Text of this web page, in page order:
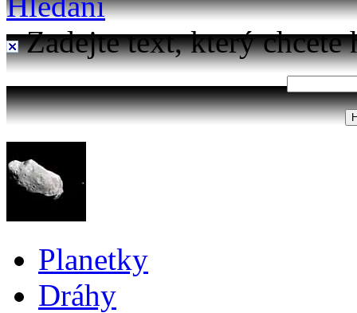
Zadejte text, který chcete
Planetky
Dráhy